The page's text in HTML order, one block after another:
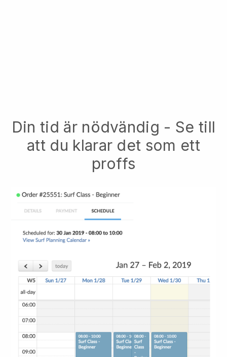
Din tid är nödvändig - Se till
att du klarar det som ett
proffs